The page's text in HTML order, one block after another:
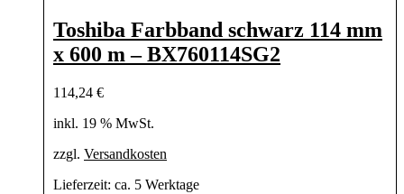
Toshiba Farbband schwarz 114 mm
x 600 m – BX760114SG2
114,24 €
inkl. 19 % MwSt.
zzgl. Versandkosten
Lieferzeit: ca. 5 Werktage